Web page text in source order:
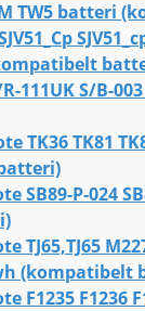
TW5 batteri
111UK S/B-
TK36 TK81
SB89-P-024
TJ65,TJ65
(kompatibelt
F1235 F1236